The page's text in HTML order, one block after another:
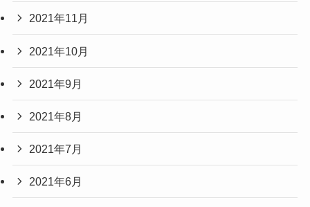
2021年11月
2021年10月
2021年9月
2021年8月
2021年7月
2021年6月